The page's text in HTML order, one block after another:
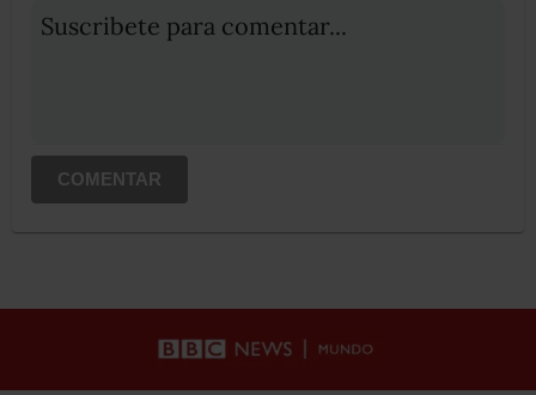
Suscribete para comentar...
COMENTAR